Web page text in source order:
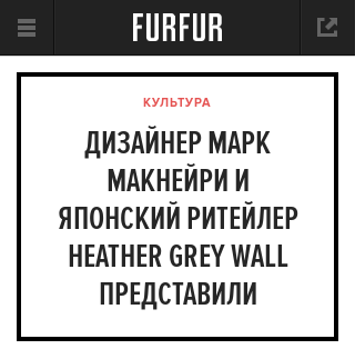
КУЛЬТУРА
ДИЗАЙНЕР МАРК
МАКНЕЙРИ И
ЯПОНСКИЙ РИТЕЙЛЕР
HEATHER GREY WALL
ПРЕДСТАВИЛИ
СОВМЕСТНУЮ